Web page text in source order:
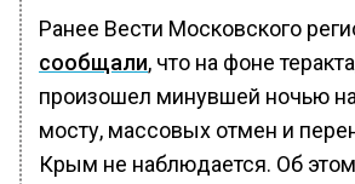
Ранее Вести Московского
сообщали, что на фоне
произошел минувшей ночью
мосту, массовых отмен и
Крым не наблюдается. Об